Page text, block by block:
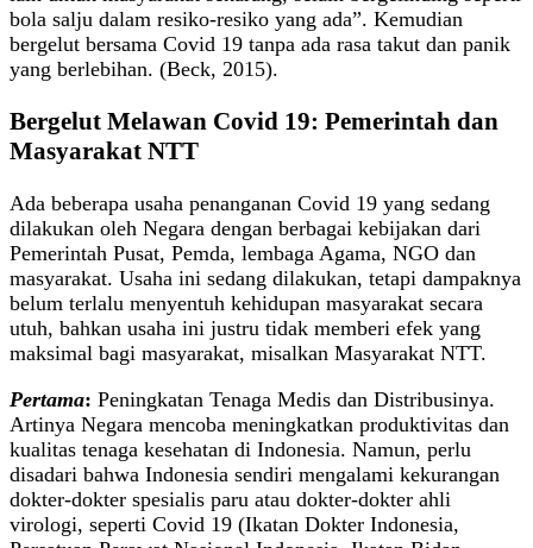
bola salju dalam resiko-resiko yang ada”. Kemudian
bergelut bersama Covid 19 tanpa ada rasa takut dan panik
yang berlebihan. (Beck, 2015).
Bergelut Melawan Covid 19: Pemerintah dan
Masyarakat NTT
Ada beberapa usaha penanganan Covid 19 yang sedang
dilakukan oleh Negara dengan berbagai kebijakan dari
Pemerintah Pusat, Pemda, lembaga Agama, NGO dan
masyarakat. Usaha ini sedang dilakukan, tetapi dampaknya
belum terlalu menyentuh kehidupan masyarakat secara
utuh, bahkan usaha ini justru tidak memberi efek yang
maksimal bagi masyarakat, misalkan Masyarakat NTT.
Pertama: Peningkatan Tenaga Medis dan Distribusinya.
Artinya Negara mencoba meningkatkan produktivitas dan
kualitas tenaga kesehatan di Indonesia. Namun, perlu
disadari bahwa Indonesia sendiri mengalami kekurangan
dokter-dokter spesialis paru atau dokter-dokter ahli
virologi, seperti Covid 19 (Ikatan Dokter Indonesia,